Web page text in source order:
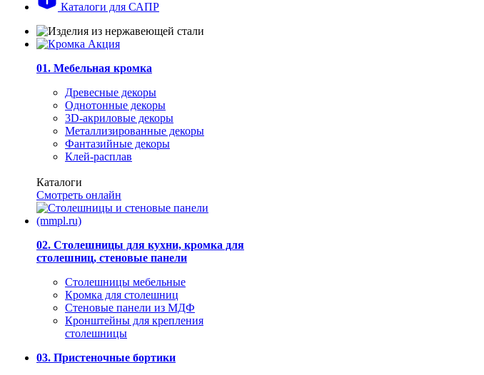
Каталоги для САПР
01. Мебельная кромка
Древесные декоры
Однотонные декоры
3D-акриловые декоры
Металлизированные декоры
Фантазийные декоры
Клей-расплав
Каталоги
Смотреть онлайн
02. Столешницы для кухни, кромка для
столешниц, стеновые панели
Столешницы мебельные
Кромка для столешниц
Стеновые панели из МДФ
Кронштейны для крепления
столешницы
03. Пристеночные бортики